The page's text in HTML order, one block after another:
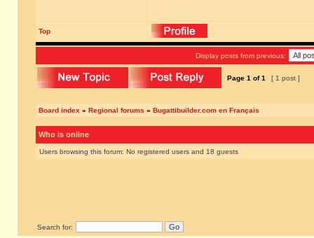
Top
Display posts from previous:
Page 1 of1 [ 1 post ]
Board index » Regional forums » Bugattibuilder.com en Français
Who is online
Users browsing this forum: No registered users and 18 guests
Search for: